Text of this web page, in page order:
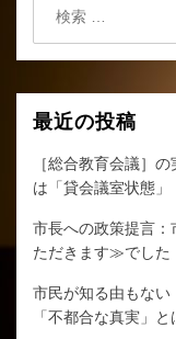
ョ
ン
最近の投稿
［総合教育会議］の
は「貸会議室状態」
市長への政策提言
ただきます≫でした
市民が知る由もない
「不都合な真実」と